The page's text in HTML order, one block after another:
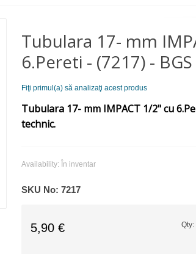
Tubulara 17- mm
6.Pereti - (7217) -
Fiţi primul(a) să analizaţi acest produs
Tubulara 17- mm IMPACT 1/2" cu
technic.
Availability: În inventar
SKU No:7217
5,90 € Qty: